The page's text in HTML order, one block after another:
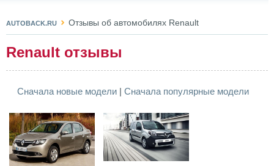
AUTOBACK.RU Отзывы об автомобилях Renault
Renault отзывы
Сначала новые модели| Сначала популярные модели